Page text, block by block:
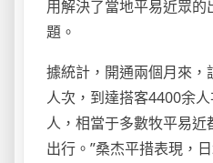
用解決了當地平易近眾的
題。
據統計，開通兩個月來
人次，到達搭客4400余
人，相當于多數牧平易
出行。”桑杰平措表現，